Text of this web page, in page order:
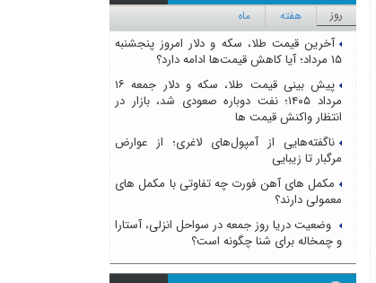
روز هفته ماه
آخرین قیمت طلا، سکه و دلار امروز پنجشنبه
۱۵ مرداد؛ آیا کاهش قیمت‌ها ادامه دارد؟
پیش بینی قیمت طلا، سکه و دلار جمعه ۱۶
مرداد ۱۴۰۵؛ نفت دوباره صعودی شد، بازار در
انتظار واکنش قیمت ها
ناگفته‌هایی از آمپول‌های لاغری؛ از عوارض
مرگبار تا زیبایی
مکمل های آهن فورت چه تفاوتی با مکمل های
معمولی دارند؟
وضعیت دریا روز جمعه در سواحل انزلی، آستارا
و چمخاله برای شنا چگونه است؟